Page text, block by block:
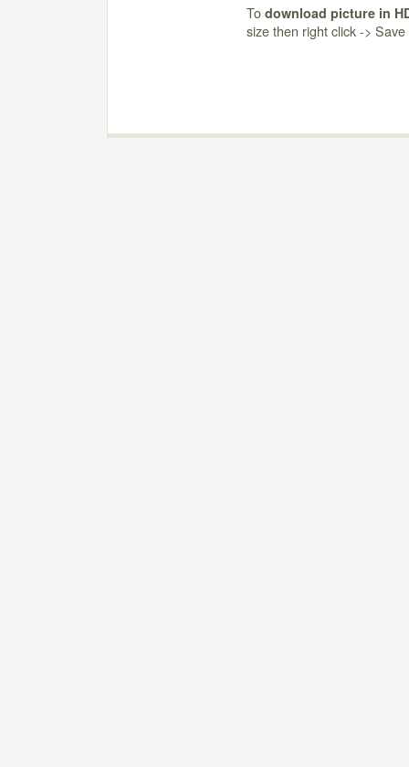
To download picture in
size then right click ->